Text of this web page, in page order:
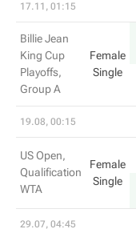
17.11, 01:15
Billie Jean
King Cup
Playoffs,
Group A
Female
Single
19.08, 00:15
US Open,
Qualification
WTA
Female
Single
29.07, 04:45